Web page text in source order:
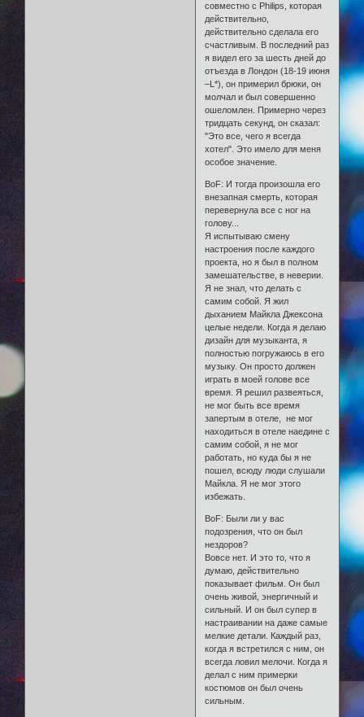
совместно с Philips, которая
действительно,
действительно сделала его
счастливым. В последний раз
я видел его за шесть дней до
отъезда в Лондон (18-19 июня
–L*), он примерил брюки, он
молчал и был совершенно
ошеломлен. Примерно через
тридцать секунд, он сказал:
"Это все, чего я всегда
хотел". Это имело для меня
особое значение.
BoF: И тогда произошла его
внезапная смерть, которая
перевернула все с ног на
голову...
Я испытываю смену
настроения после каждого
проекта, но я был в полном
замешательстве, в неверии.
Я не знал, что делать с
самим собой. Я жил
дыханием Майкла Джексона
целые недели. Когда я делаю
дизайн для музыканта, я
полностью погружаюсь в его
музыку. Он просто должен
играть в моей голове все
время. Я решил развеяться,
не мог быть все время
запертым в отеле, не мог
находиться в отеле наедине с
самим собой, я не мог
работать, но куда бы я не
пошел, всюду люди слушали
Майкла. Я не мог этого
избежать.
BoF: Были ли у вас
подозрения, что он был
нездоров?
Вовсе нет. И это то, что я
думаю, действительно
показывает фильм. Он был
очень живой, энергичный и
сильный. И он был супер в
настраивании на даже самые
мелкие детали. Каждый раз,
когда я встретился с ним, он
всегда ловил мелочи. Когда я
делал с ним примерки
костюмов он был очень
сильным.